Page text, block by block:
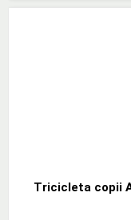
Tricicleta copii